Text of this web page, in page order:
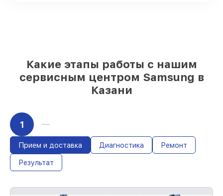
Какие этапы работы с нашим
сервисным центром Samsung в
Казани
1
Прием и доставка Диагностика Ремонт
Результат